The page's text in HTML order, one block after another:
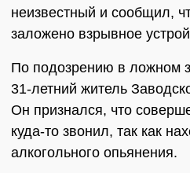
неизвестный и сообщил,
заложено взрывное
По подозрению в ложном
31-летний житель
Он признался, что
куда-то звонил, так как
алкогольного опьянения.